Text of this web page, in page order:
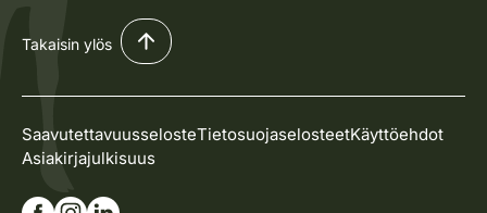
Takaisin ylös
SaavutettavuusselosteTietosuojaselosteetKäyttöehdot
Asiakirjajulkisuus